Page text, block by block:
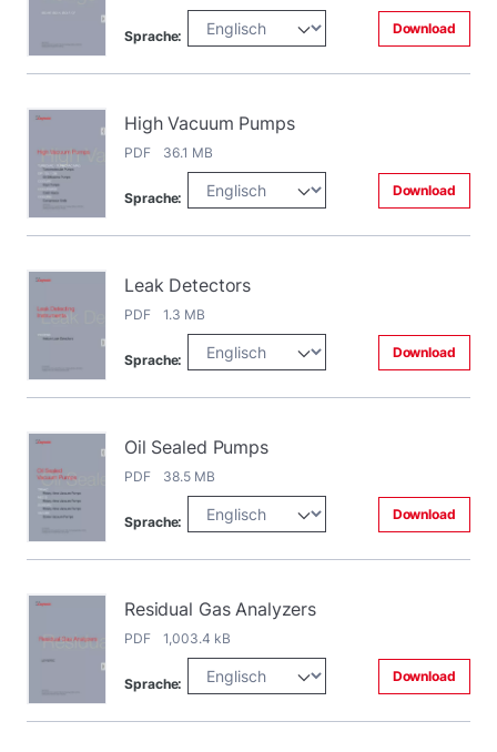
Sprache: Download
High Vacuum Pumps
PDF 36.1 MB
Sprache: Download
Leak Detectors
PDF 1.3 MB
Sprache: Download
Oil Sealed Pumps
PDF 38.5 MB
Sprache: Download
Residual Gas Analyzers
PDF 1,003.4 kB
Sprache: Download